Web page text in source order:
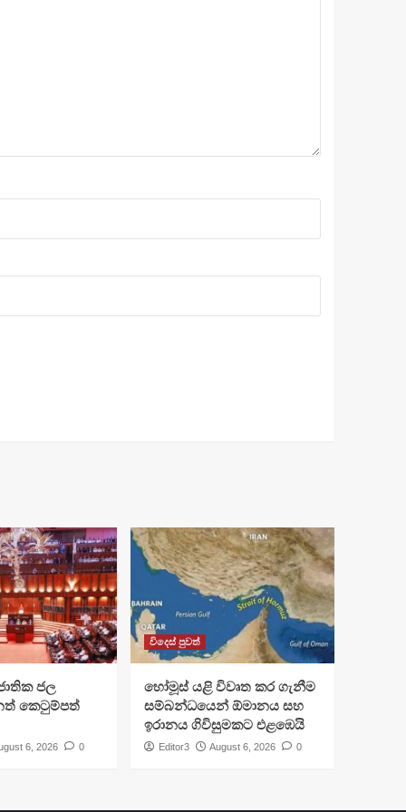
ජල
කෙටුම්පත්
6, 2026 0
විදෙස් පුවත්
හෝමූස් යළි විවෘත කර ගැනීම
සම්බන්ධයෙන් ඕමානය සහ
ඉරානය ගිවිසුමකට එළඹෙයි
Editor3 August 6, 2026 0